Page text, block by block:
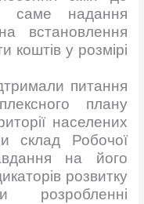
саме надання
встановлення
коштів у розмірі
питання
плану
населених
склад Робочої
на його
розвитку